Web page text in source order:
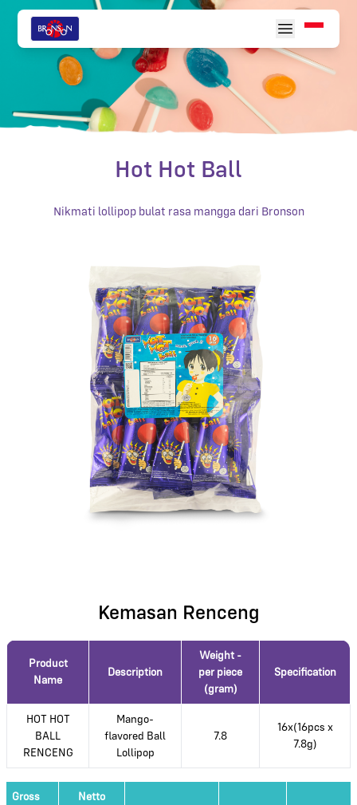
Hot Hot Ball
Nikmati lollipop bulat rasa mangga dari Bronson
Kemasan Renceng
Product
Name
Description
Weight -
per piece
(gram)
Specification
HOT HOT
BALL
RENCENG
Mango-
flavored Ball
Lollipop
7.8
16x(16pcs x
7.8g)
Gross
Netto